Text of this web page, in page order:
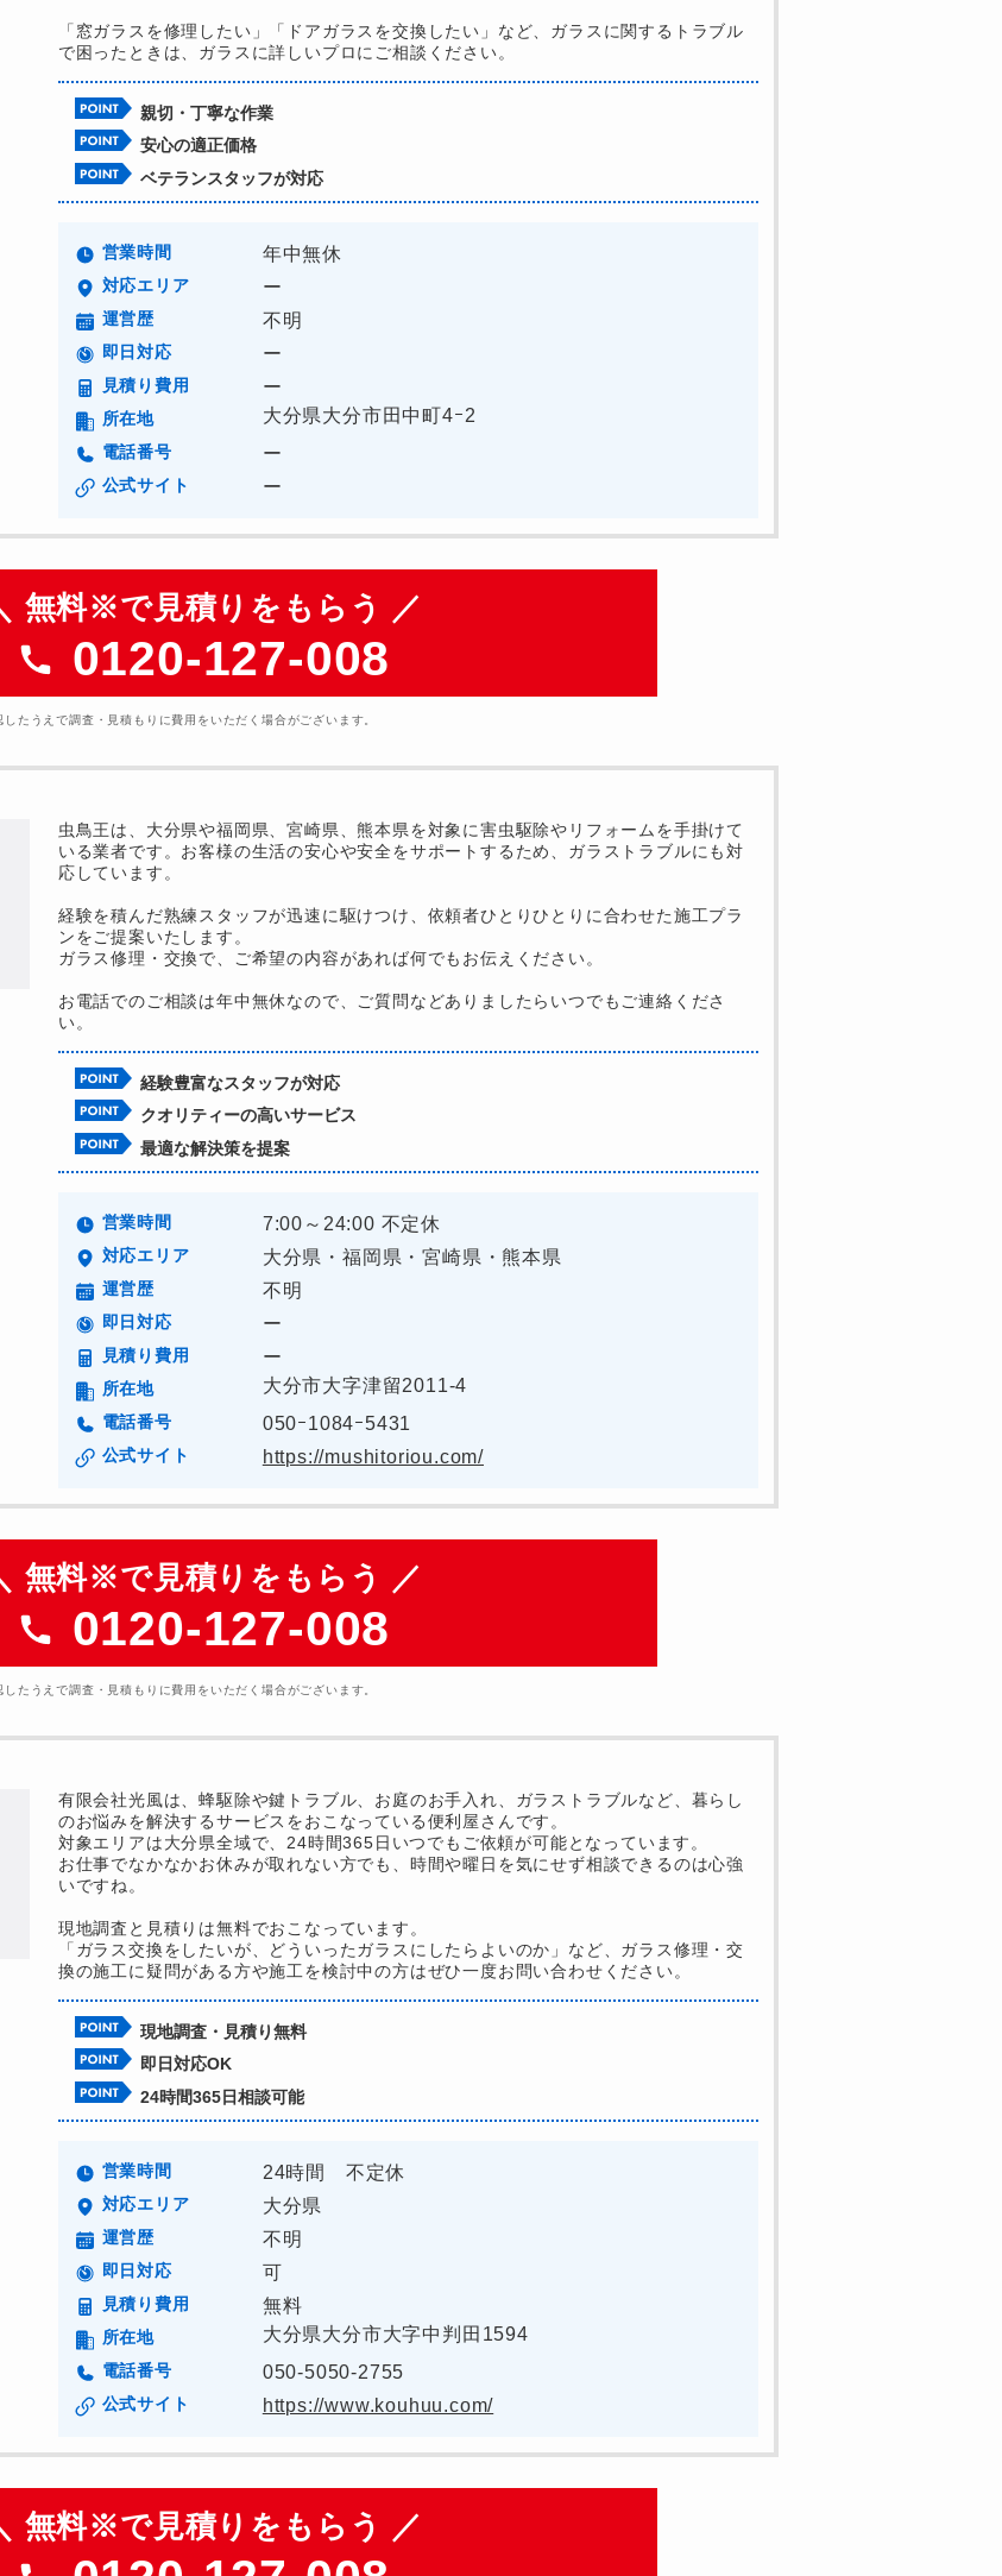
「窓ガラスを修理したい」「ドアガラスを交換したい」など、ガラスに関するトラブル
で困ったときは、ガラスに詳しいプロにご相談ください。
親切・丁寧な作業
安心の適正価格
ベテランスタッフが対応
営業時間 年中無休
対応エリア ー
運営歴 不明
即日対応 ー
見積り費用 ー
所在地 大分県大分市田中町4ｰ2
電話番号 ー
公式サイト ー
無料※で見積りをもらう ／
0120-127-008
たうえで調査・見積もりに費用をいただく場合がございます。
虫鳥王は、大分県や福岡県、宮崎県、熊本県を対象に害虫駆除やリフォームを手掛けて
いる業者です。お客様の生活の安心や安全をサポートするため、ガラストラブルにも対
応しています。
経験を積んだ熟練スタッフが迅速に駆けつけ、依頼者ひとりひとりに合わせた施工プラ
ンをご提案いたします。
ガラス修理・交換で、ご希望の内容があれば何でもお伝えください。
お電話でのご相談は年中無休なので、ご質問などありましたらいつでもご連絡くださ
い。
経験豊富なスタッフが対応
クオリティーの高いサービス
最適な解決策を提案
営業時間 7:00～24:00 不定休
対応エリア 大分県・福岡県・宮崎県・熊本県
運営歴 不明
即日対応 ー
見積り費用 ー
所在地 大分市大字津留2011-4
電話番号 050ｰ1084ｰ5431
公式サイト https://mushitoriou.com/
無料※で見積りをもらう ／
0120-127-008
たうえで調査・見積もりに費用をいただく場合がございます。
有限会社光風は、蜂駆除や鍵トラブル、お庭のお手入れ、ガラストラブルなど、暮らし
のお悩みを解決するサービスをおこなっている便利屋さんです。
対象エリアは大分県全域で、24時間365日いつでもご依頼が可能となっています。
お仕事でなかなかお休みが取れない方でも、時間や曜日を気にせず相談できるのは心強
いですね。
現地調査と見積りは無料でおこなっています。
「ガラス交換をしたいが、どういったガラスにしたらよいのか」など、ガラス修理・交
換の施工に疑問がある方や施工を検討中の方はぜひ一度お問い合わせください。
現地調査・見積り無料
即日対応OK
24時間365日相談可能
営業時間 24時間 不定休
対応エリア 大分県
運営歴 不明
即日対応 可
見積り費用 無料
所在地 大分県大分市大字中判田1594
電話番号 050-5050-2755
公式サイト https://www.kouhuu.com/
無料※で見積りをもらう ／